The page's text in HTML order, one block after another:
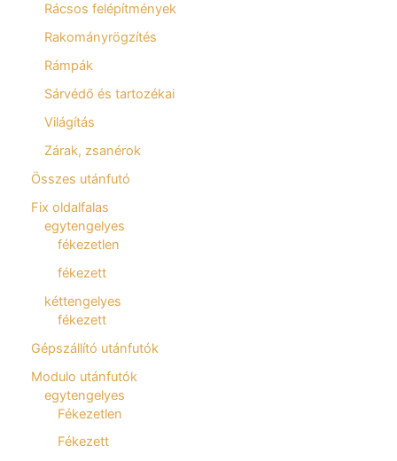
Rácsos felépítmények
Rakományrögzítés
Rámpák
Sárvédő és tartozékai
Világítás
Zárak, zsanérok
Összes utánfutó
Fix oldalfalas
egytengelyes
fékezetlen
fékezett
kéttengelyes
fékezett
Gépszállító utánfutók
Modulo utánfutók
egytengelyes
Fékezetlen
Fékezett